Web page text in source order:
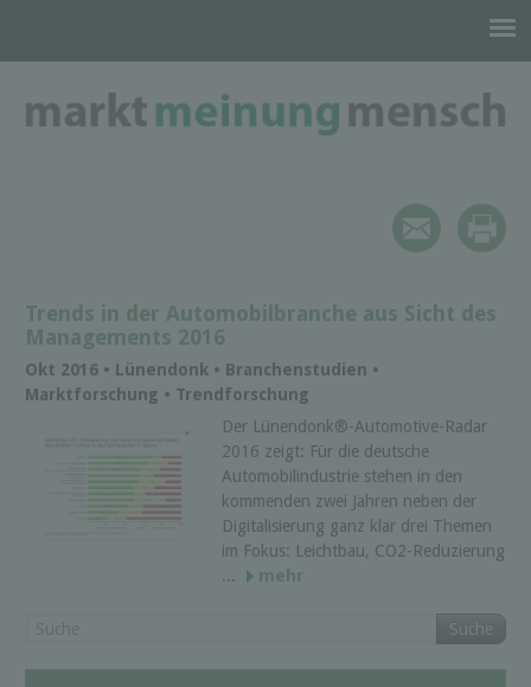
Trends in der Automobilbranche aus Sicht des
Managements 2016
Okt 2016 • Lünendonk • Branchenstudien •
Marktforschung • Trendforschung
Der Lünendonk®-Automotive-Radar
2016 zeigt: Für die deutsche
Automobilindustrie stehen in den
kommenden zwei Jahren neben der
Digitalisierung ganz klar drei Themen
im Fokus: Leichtbau, CO2-Reduzierung
...
mehr
Suche